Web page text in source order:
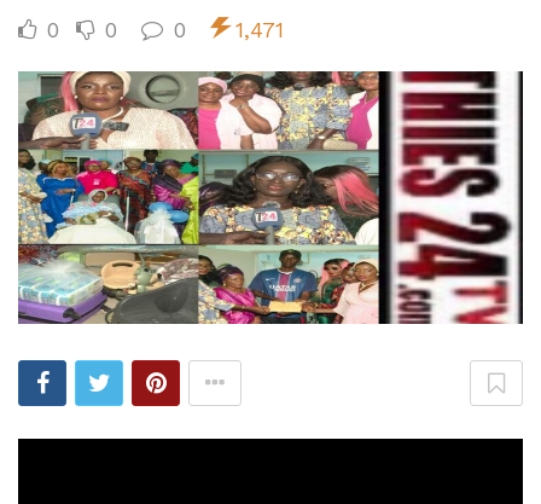
0 0 0 1,471